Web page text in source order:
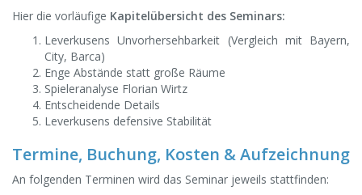
Hier die vorläufige Kapitelübersicht des Seminars:
Leverkusens Unvorhersehbarkeit (Vergleich mit Bayern,
City, Barca)
Enge Abstände statt große Räume
Spieleranalyse Florian Wirtz
Entscheidende Details
Leverkusens defensive Stabilität
Termine, Buchung, Kosten & Aufzeichnung
An folgenden Terminen wird das Seminar jeweils stattfinden: